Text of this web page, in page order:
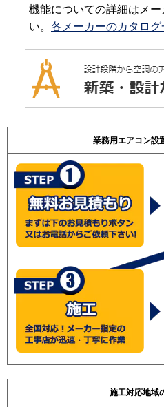
機能についての詳細はメ
い。 各メーカーのカタロ
業務用エアコン設
施工対応地域